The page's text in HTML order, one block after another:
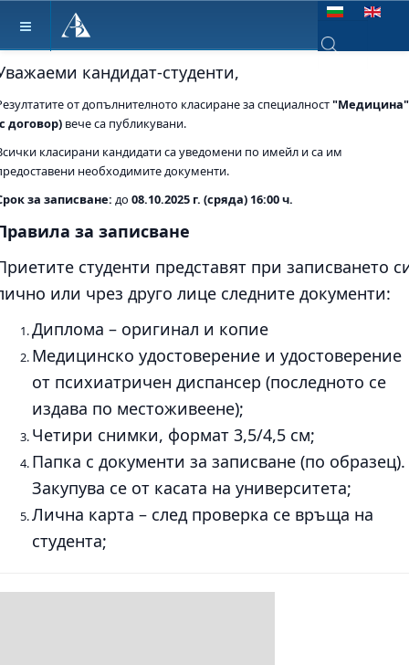
Изберете език
кандидат-студенти,
от допълнителното класиране за специалност"Медицина"
договор)вече са публикувани.
класирани кандидати са уведомени по имейл и са им
необходимите документи.
за записване: до 08.10.2025 г. (сряда) 16:00 ч.
за записване
студенти представят при записването
или чрез друго лице следните документи:
Диплома – оригинал и копие
Медицинско удостоверение и удостоверение
от психиатричен диспансер (последното се
издава по местоживеене);
Четири снимки, формат 3,5/4,5 см;
Папка с документи за записване (по образец).
Закупува се от касата на университета;
Лична карта – след проверка се връща на
студента;